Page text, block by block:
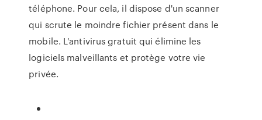
téléphone. Pour cela, il dispose d'un scanner
qui scrute le moindre fichier présent dans le
mobile. L'antivirus gratuit qui élimine les
logiciels malveillants et protège votre vie
privée.